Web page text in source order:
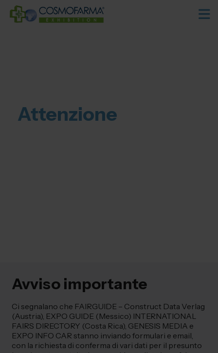
Attenzione
Avviso importante
Ci segnalano che FAIRGUIDE – Construct Data Verlag
(Austria), EXPO GUIDE (Messico) INTERNATIONAL
FAIRS DIRECTORY (Costa Rica), GENESIS MEDIA e
EXPO INFO CAR stanno inviando formulari e email,
con la richiesta di conferma di vari dati per il presunto